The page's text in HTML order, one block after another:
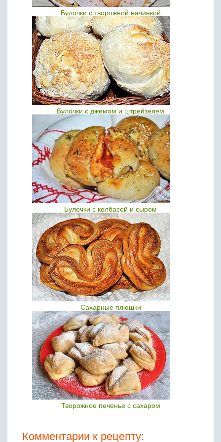
Булочки с творожной начинкой
Булочки с джемом и штрейзелем
Булочки с колбасой и сыром
Сахарные плюшки
Творожное печенье с сахаром
Комментарии к рецепту: